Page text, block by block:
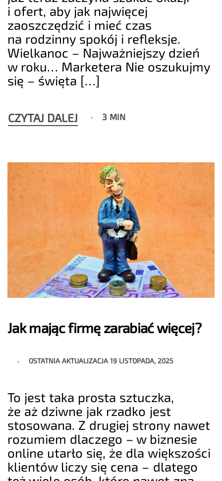
i ofert, aby jak najwięcej
zaoszczędzić i mieć czas
na rodzinny spokój i refleksje.
Wielkanoc – Najważniejszy dzień
w roku… Marketera Nie oszukujmy
się – święta […]
CZYTAJ DALEJ 3 MIN
Jak mając firmę zarabiać więcej?
OSTATNIA AKTUALIZACJA19 LISTOPADA, 2025
To jest taka prosta sztuczka,
że aż dziwne jak rzadko jest
stosowana. Z drugiej strony nawet
rozumiem dlaczego – w biznesie
online utarło się, że dla większości
klientów liczy się cena – dlatego